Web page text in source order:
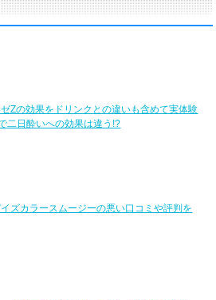
Zの効果をドリンクとの違いも含めて実体験
二日酔いへの効果は違う!?
ズカラースムージーの悪い口コミや評判を